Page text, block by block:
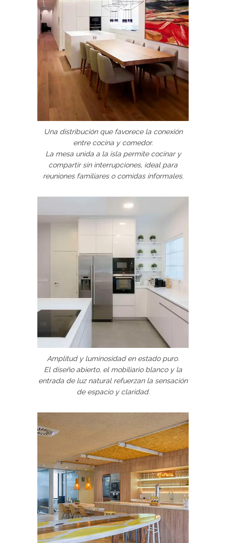
Una distribución que favorece la conexión
entre cocina y comedor.
La mesa unida a la isla permite cocinar y
compartir sin interrupciones, ideal para
reuniones familiares o comidas informales.
Amplitud y luminosidad en estado puro.
El diseño abierto, el mobiliario blanco y la
entrada de luz natural refuerzan la sensación
de espacio y claridad.